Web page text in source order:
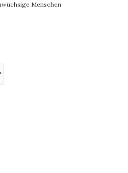
Menschen